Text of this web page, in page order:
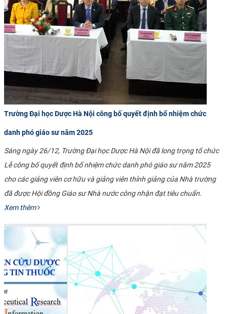
Trường Đại học Dược Hà Nội công bố quyết định bổ nhiệm chức
danh phó giáo sư năm 2025
Sáng ngày 26/12, Trường Đại học Dược Hà Nội đã long trọng tổ chức
Lễ công bố quyết định bổ nhiệm chức danh phó giáo sư năm 2025
cho các giảng viên cơ hữu và giảng viên thỉnh giảng của Nhà trường
đã được Hội đồng Giáo sư Nhà nước công nhận đạt tiêu chuẩn.
Xem thêm